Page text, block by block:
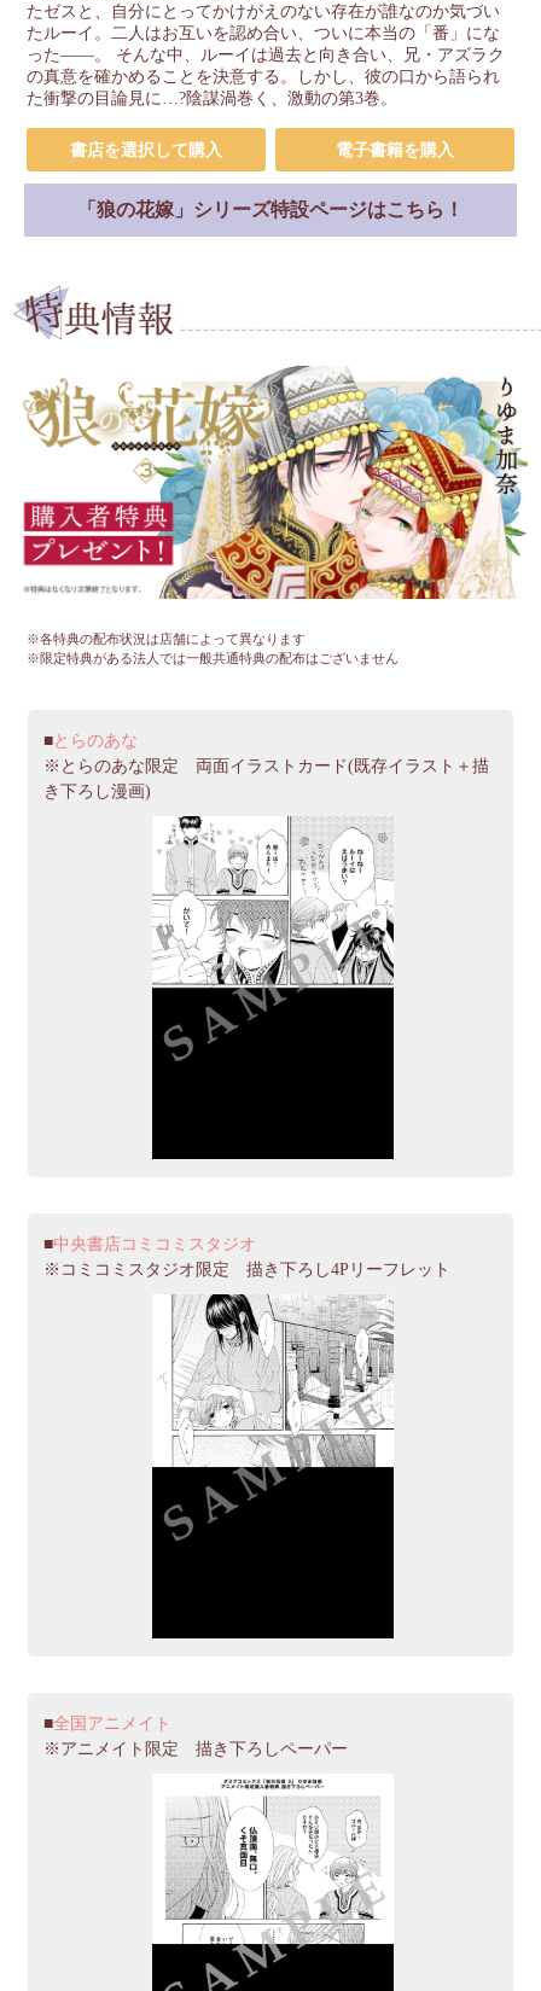
たゼスと、自分にとってかけがえのない存在が誰なのか気づい
たルーイ。二人はお互いを認め合い、ついに本当の「番」にな
った――。 そんな中、ルーイは過去と向き合い、兄・アズラク
の真意を確かめることを決意する。しかし、彼の口から語られ
た衝撃の目論見に…?陰謀渦巻く、激動の第3巻。
書店を選択して購入 電子書籍を購入
「狼の花嫁」シリーズ特設ページはこちら！
※各特典の配布状況は店舗によって異なります
※限定特典がある法人では一般共通特典の配布はございません
とらのあな
※とらのあな限定 両面イラストカード(既存イラスト＋描
き下ろし漫画)
中央書店コミコミスタジオ
※コミコミスタジオ限定 描き下ろし4Pリーフレット
全国アニメイト
※アニメイト限定 描き下ろしペーパー